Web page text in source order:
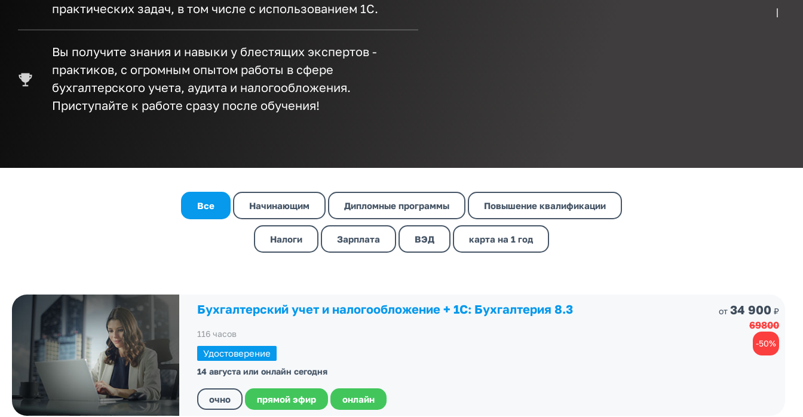
практических задач, в том числе с использованием 1С.
Вы получите знания и навыки у блестящих экспертов -
практиков, с огромным опытом работы в сфере
бухгалтерского учета, аудита и налогообложения.
Приступайте к работе сразу поcле обучения!
Все Начинающим Дипломные программы Повышение квалификации
Налоги Зарплата ВЭД карта на 1 год
Бухгалтерский учет и налогообложение + 1С: Бухгалтерия 8.3
116 часов
Удостоверение
14 августа или онлайн сегодня
от 34 900 ₽
69800
-50%
очно прямой эфир онлайн